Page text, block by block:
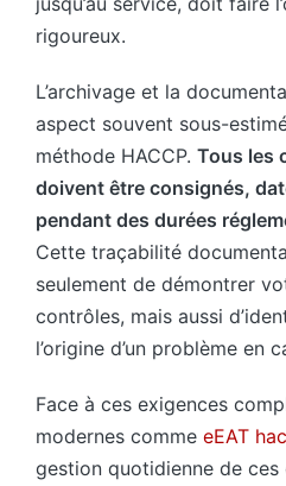
rigoureux.
L’archivage et la
aspect souvent sous-
méthode HACCP. Tous les
doivent être consignés,
pendant des durées
Cette traçabilité
seulement de démontrer
contrôles, mais aussi
l’origine d’un problème en
Face à ces exigences
modernes comme eEAT
gestion quotidienne de